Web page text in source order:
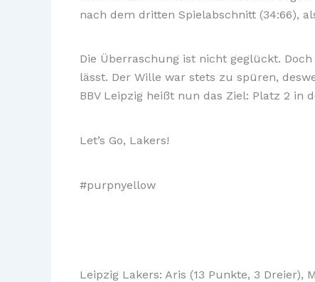
nach dem dritten Spielabschnitt (34:66),
Die Überraschung ist nicht geglückt.
lässt. Der Wille war stets zu spüren,
BBV Leipzig heißt nun das Ziel: Platz 2 in
Let’s Go, Lakers!
#purpnyellow
Leipzig Lakers: Aris (13 Punkte, 3 Dreier),